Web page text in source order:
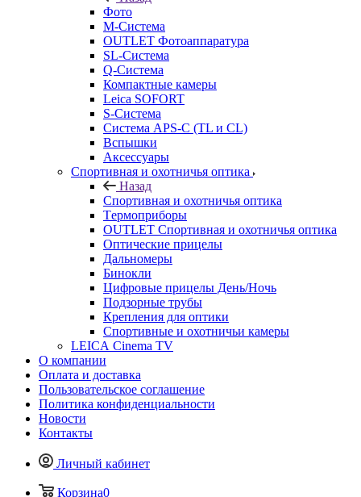
Фото
M-Система
OUTLET Фотоаппаратура
SL-Система
Q-Cистема
Компактные камеры
Leica SOFORT
S-Система
Система APS-C (TL и CL)
Вспышки
Аксессуары
Спортивная и охотничья оптика
Назад
Спортивная и охотничья оптика
Tермоприборы
OUTLET Спортивная и охотничья оптика
Оптические прицелы
Дальномеры
Бинокли
Цифровые прицелы День/Ночь
Подзорные трубы
Крепления для оптики
Спортивные и охотничьи камеры
LEICA Cinema TV
О компании
Оплата и доставка
Пользовательское соглашение
Политика конфиденциальности
Новости
Контакты
Личный кабинет
Корзина0